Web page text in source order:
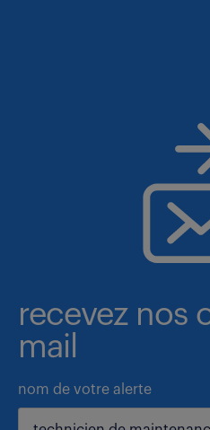
recevez nos
mail
nom de votre alerte